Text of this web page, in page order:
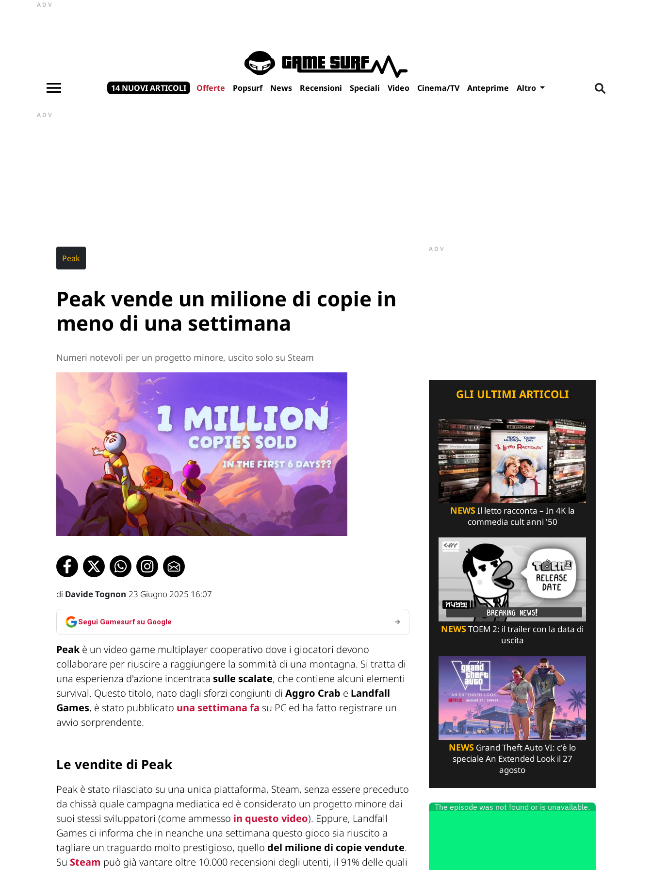
ADV
14 NUOVI ARTICOLI Offerte Popsurf News Recensioni Speciali Video Cinema/TV Anteprime Altro
ADV
Peak
Peak vende un milione di copie in
meno di una settimana
Numeri notevoli per un progetto minore, uscito solo su Steam
di Davide Tognon 23 Giugno 2025 16:07
Segui Gamesurf su Google
Peakè un video game multiplayer cooperativo dove i giocatori devono
collaborare per riuscire a raggiungere la sommità di una montagna. Si tratta di
una esperienza d'azione incentrata sulle scalate, che contiene alcuni elementi
survival. Questo titolo, nato dagli sforzi congiunti di Aggro Crab e Landfall
Games, è stato pubblicato una settimana fa su PC ed ha fatto registrare un
avvio sorprendente.
Le vendite di Peak
Peak è stato rilasciato su una unica piattaforma, Steam, senza essere preceduto
da chissà quale campagna mediatica ed è considerato un progetto minore dai
suoi stessi sviluppatori (come ammesso in questo video). Eppure, Landfall
Games ci informa che in neanche una settimana questo gioco sia riuscito a
tagliare un traguardo molto prestigioso, quello del milione di copie vendute.
Su Steam può già vantare oltre 10.000 recensioni degli utenti, il 91% delle quali
ADV
GLI ULTIMI ARTICOLI
NEWSIl letto racconta – In 4K la
commedia cult anni '50
NEWSTOEM 2: il trailer con la data di
uscita
NEWS Grand Theft Auto VI: c'è lo
speciale An Extended Look il 27
agosto